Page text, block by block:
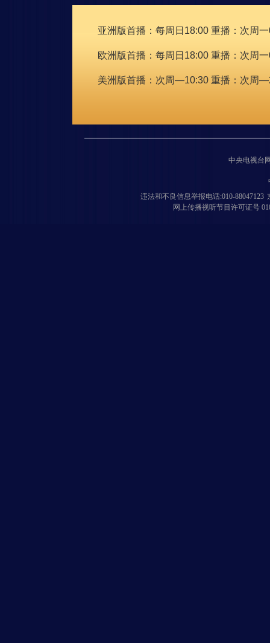
亚洲版首播：每周日18:00 重播：次周一
欧洲版首播：每周日18:00 重播：次周一
美洲版首播：次周—10:30 重播：次周
中央电视台
违法和不良信息举报电话:010-88047123
网上传播视听节目许可证号